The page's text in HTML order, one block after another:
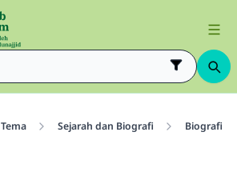
Tema Sejarah dan Biografi Biografi